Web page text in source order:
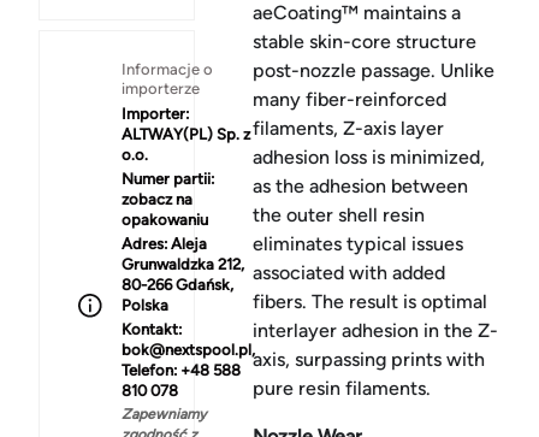
Informacje o
importerze
Importer:
ALTWAY(PL) Sp. z
o.o.
Numer partii:
zobacz na
opakowaniu
Adres: Aleja
Grunwaldzka 212,
80-266 Gdańsk,
Polska
Kontakt:
bok@nextspool.pl,
Telefon: +48 588
810 078
Zapewniamy
aeCoating™ maintains a
stable skin-core structure
post-nozzle passage. Unlike
many fiber-reinforced
filaments, Z-axis layer
adhesion loss is minimized,
as the adhesion between
the outer shell resin
eliminates typical issues
associated with added
fibers. The result is optimal
interlayer adhesion in the Z-
axis, surpassing prints with
pure resin filaments.